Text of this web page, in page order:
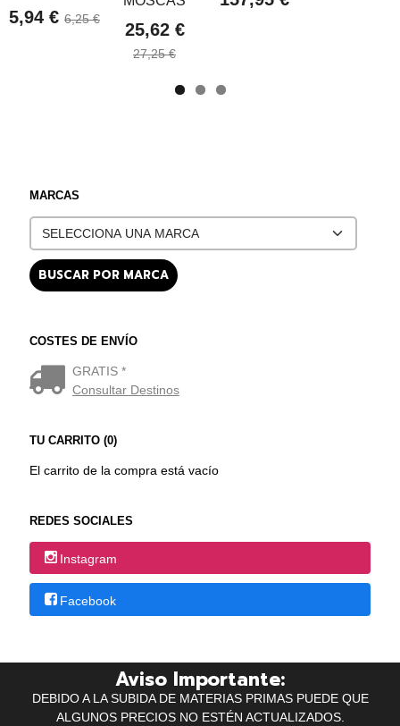
MARCAS
COSTES DE ENVÍO
GRATIS *
Consultar Destinos
TU CARRITO (0)
El carrito de la compra está vacío
REDES SOCIALES
Instagram
Facebook
5,94 € 6,25 €
25,62 €
27,25 €
Aviso Importante:
DEBIDO A LA SUBIDA DE MATERIAS PRIMAS PUEDE QUE
ALGUNOS PRECIOS NO ESTÉN ACTUALIZADOS.